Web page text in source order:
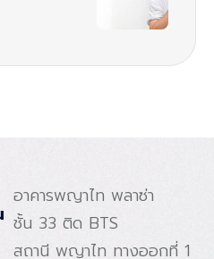
อาคารพญาไท พลาซ่า
ชั้น 33 ติด BTS
สถานี พญาไท ทางออกที่ 1